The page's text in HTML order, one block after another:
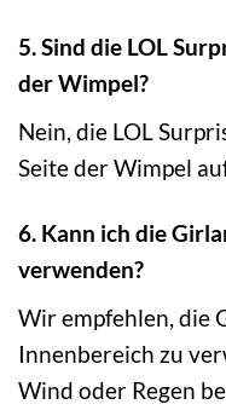
5. Sind die LOL
der Wimpel?
Nein, die LOL
Seite der Wimpel
6. Kann ich die
verwenden?
Wir empfehlen, die
Innenbereich zu
Wind oder Regen